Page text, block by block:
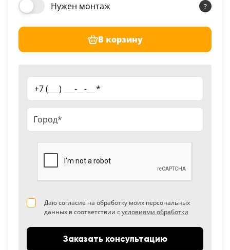
Нужен монтаж
В корзину
+7 ( ) - - *
Даю согласие на обработку моих персональных
данных в соответствии сусловиями обработки
Заказать консультацию